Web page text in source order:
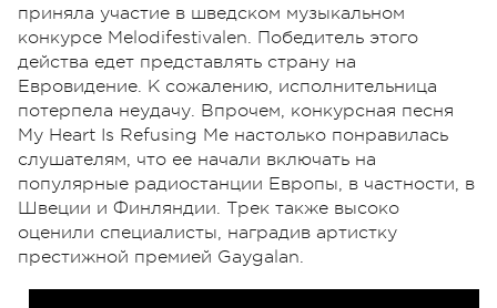
приняла участие в шведском музыкальном
конкурсе Melodifestivalen. Победитель этого
действа едет представлять страну на
Евровидение. К сожалению, исполнительница
потерпела неудачу. Впрочем, конкурсная песня
My Heart Is Refusing Me настолько понравилась
слушателям, что ее начали включать на
популярные радиостанции Европы, в частности, в
Швеции и Финляндии. Трек также высоко
оценили специалисты, наградив артистку
престижной премией Gaygalan.